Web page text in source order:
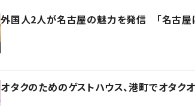
外国人2人が名古屋の魅力を発信 「名古屋
オタクのためのゲストハウス、港町でオタ